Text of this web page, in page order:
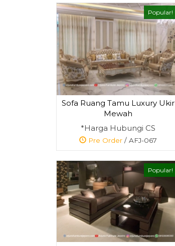
Popular!
Sofa Ruang Tamu Luxury Ukir
Mewah
*Harga Hubungi CS
Pre Order/ AFJ-067
Popular!